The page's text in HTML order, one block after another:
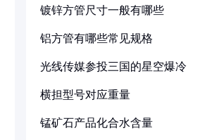
镀锌方管尺寸一般有哪些
铝方管有哪些常见规格
光线传媒参投三国的星空爆冷
横担型号对应重量
锰矿石产品化合水含量